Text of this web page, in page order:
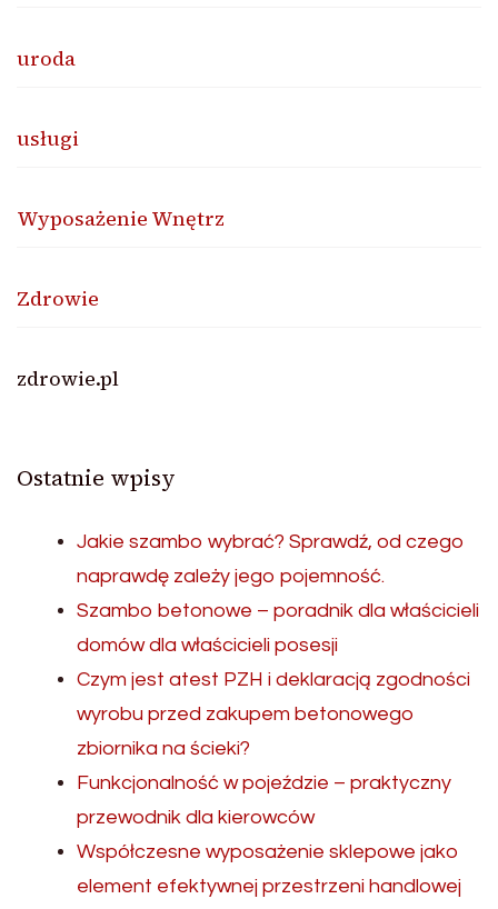
uroda
usługi
Wyposażenie Wnętrz
Zdrowie
zdrowie.pl
Ostatnie wpisy
Jakie szambo wybrać? Sprawdź, od czego
naprawdę zależy jego pojemność.
Szambo betonowe – poradnik dla właścicieli
domów dla właścicieli posesji
Czym jest atest PZH i deklaracją zgodności
wyrobu przed zakupem betonowego
zbiornika na ścieki?
Funkcjonalność w pojeździe – praktyczny
przewodnik dla kierowców
Współczesne wyposażenie sklepowe jako
element efektywnej przestrzeni handlowej